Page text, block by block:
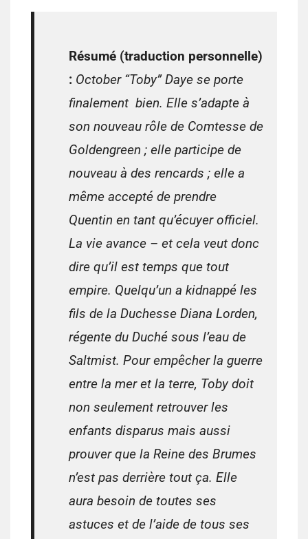
Résumé (traduction personnelle)
: October “Toby” Daye se porte
finalement bien. Elle s’adapte à
son nouveau rôle de Comtesse de
Goldengreen ; elle participe de
nouveau à des rencards ; elle a
même accepté de prendre
Quentin en tant qu’écuyer officiel.
La vie avance – et cela veut donc
dire qu’il est temps que tout
empire. Quelqu’un a kidnappé les
fils de la Duchesse Diana Lorden,
régente du Duché sous l’eau de
Saltmist. Pour empêcher la guerre
entre la mer et la terre, Toby doit
non seulement retrouver les
enfants disparus mais aussi
prouver que la Reine des Brumes
n’est pas derrière tout ça. Elle
aura besoin de toutes ses
astuces et de l’aide de tous ses